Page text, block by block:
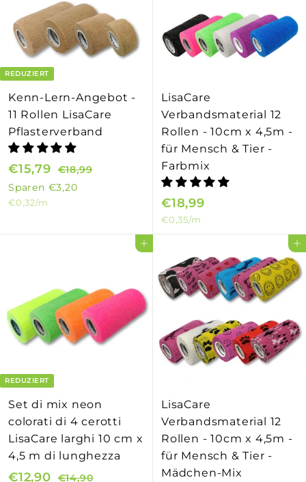
9
REDUZIERT
Kenn-Lern-Angebot -
11 Rollen LisaCare
Pflasterverband
S
o
n
e
e
i
s
€15,79 €
1
N
o
a
r
P
r
e
€18,99€
9
Sparen €3,20
€0,32/m
LisaCare
Verbandsmaterial 12
Rollen - 10cm x 4,5m -
für Mensch & Tier -
Farbmix
€18,99
,
9
9
€0,35/m
In den Einkaufswagen legen
REDUZIERT
Set di mix neon
colorati di 4 cerotti
LisaCare larghi 10 cm x
4,5 m di lunghezza
S
€12,90 €
N
€14,90€
In den Einkaufswagen legen
LisaCare
Verbandsmaterial 12
Rollen - 10cm x 4,5m -
für Mensch & Tier -
Mädchen-Mix